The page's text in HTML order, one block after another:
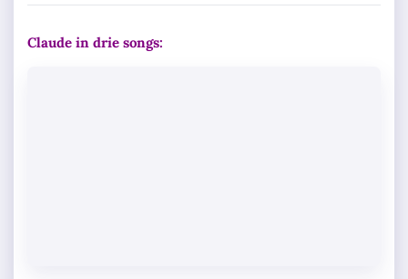
Claude in drie songs: